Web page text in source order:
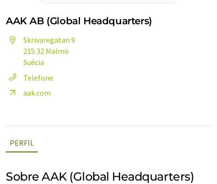
AAK AB (Global Headquarters)
Skrivaregatan 9
215 32 Malmö
Suécia
Telefone
aak.com
PERFIL
Sobre AAK (Global Headquarters)